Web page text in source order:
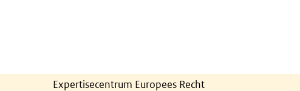
Expertisecentrum Europees Recht